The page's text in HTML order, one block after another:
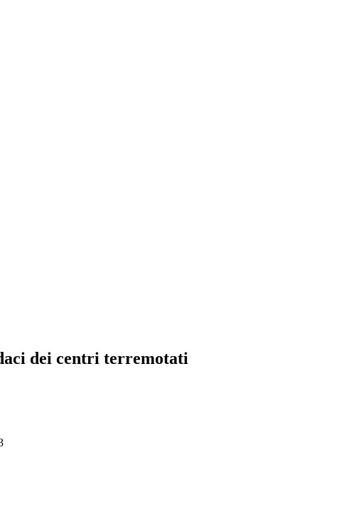
dei centri terremotati